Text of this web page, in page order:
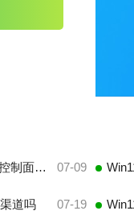
Win11控制面板里面怎么找到系统安全？控制面板的系统安全在哪？ 07-09
道吗 07-19